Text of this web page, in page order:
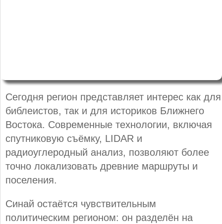
Сегодня регион представляет интерес как для
библеистов, так и для историков Ближнего
Востока. Современные технологии, включая
спутниковую съёмку, LIDAR и
радиоуглеродный анализ, позволяют более
точно локализовать древние маршруты и
поселения.
Синай остаётся чувствительным
политическим регионом: он разделён на